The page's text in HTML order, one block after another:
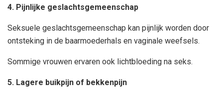
4. Pijnlijke geslachtsgemeenschap
Seksuele geslachtsgemeenschap kan pijnlijk worden door
ontsteking in de baarmoederhals en vaginale weefsels.
Sommige vrouwen ervaren ook lichtbloeding na seks.
5. Lagere buikpijn of bekkenpijn